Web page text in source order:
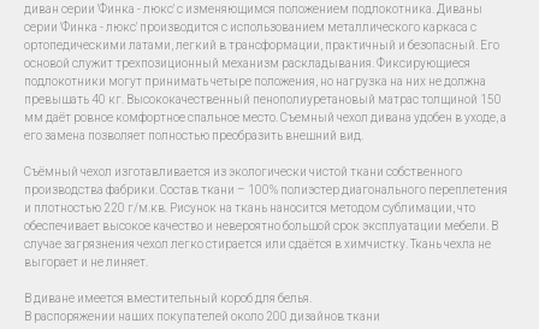
диван серии 'Финка - люкс' с изменяющимся положением подлокотника. Диваны
серии 'Финка - люкс' производится с использованием металлического каркаса с
ортопедическими латами, легкий в трансформации, практичный и безопасный. Его
основой служит трехпозиционный механизм раскладывания. Фиксирующиеся
подлокотники могут принимать четыре положения, но нагрузка на них не должна
превышать 40 кг. Высококачественный пенополиуретановый матрас толщиной 150
мм даёт ровное комфортное спальное место. Съемный чехол дивана удобен в уходе, а
его замена позволяет полностью преобразить внешний вид.
Съёмный чехол изготавливается из экологически чистой ткани собственного
производства фабрики. Состав ткани – 100% полиэстер диагонального переплетения
и плотностью 220 г/м.кв. Рисунок на ткань наносится методом сублимации, что
обеспечивает высокое качество и невероятно большой срок эксплуатации мебели. В
случае загрязнения чехол легко стирается или сдаётся в химчистку. Ткань чехла не
выгорает и не линяет.
В диване имеется вместительный короб для белья.
В распоряжении наших покупателей около 200 дизайнов ткани